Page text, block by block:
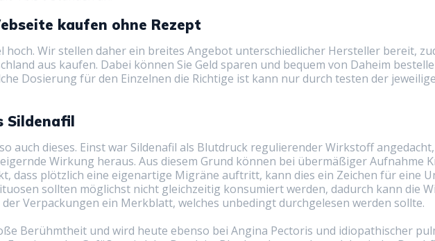
kaufen ohne Rezept
Wir stellen daher ein breites Angebot unterschiedlicher Hersteller bereit,
aus kaufen. Dabei können Sie Geld sparen und bequem von Daheim
Dosierung für den Einzelnen die Richtige ist kann nur durch testen der
Sildenafil
auch dieses. Einst war Sildenafil als Blutdruck regulierender Wirkstoff
Wirkung heraus. Aus diesem Grund können bei übermäßiger Aufnahme
dass plötzlich eine eigenartige Migräne auftritt, kann dies ein Zeichen für eine
sollten möglichst nicht gleichzeitig konsumiert werden, dadurch kann die
Verpackungen ein Merkblatt, welches unbedingt durchgelesen werden sollte.
Berühmtheit und wird heute ebenso bei Angina Pectoris und idiopathischer